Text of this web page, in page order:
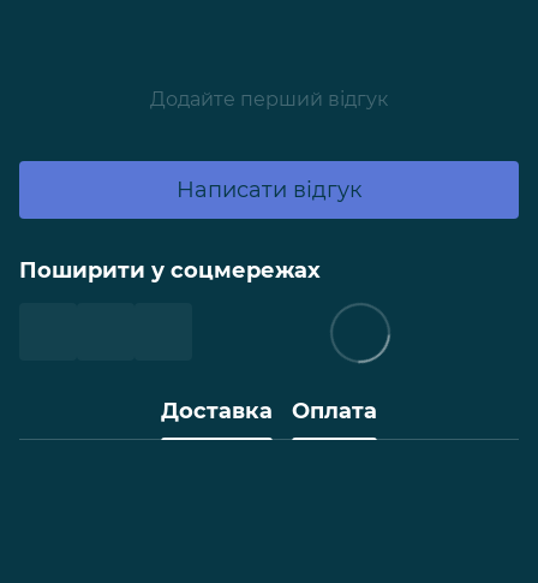
Додайте перший відгук
Написати відгук
Поширити у соцмережах
Доставка Оплата